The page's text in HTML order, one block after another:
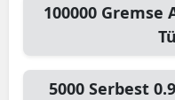
100000 Gremse
5000 Serbest